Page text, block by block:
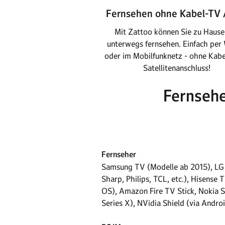
Fernsehen ohne Kabel-TV
Mit Zattoo können Sie zu
unterwegs fernsehen. Einfach per
oder im Mobilfunknetz - ohne
Satellitenanschluss!
Fernseher
Samsung TV (Modelle ab 2015),
Sharp, Philips, TCL, etc.),
OS), Amazon Fire TV Stick, Nokia
Series X), NVidia Shield (via